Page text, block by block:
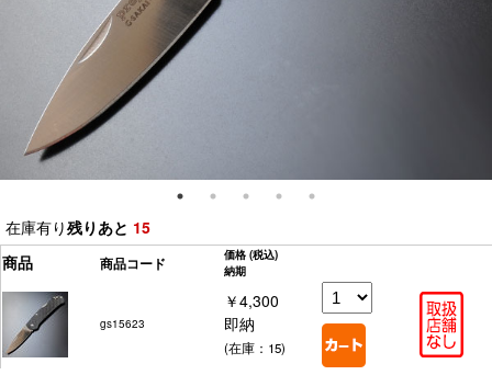
在庫有り残りあと 15
商品
商品コード 価格 (税込)
納期
gs15623
￥4,300
即納
(在庫：15)